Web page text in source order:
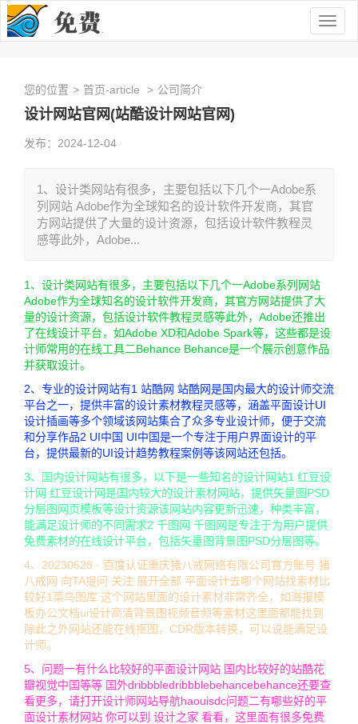
您的位置 > 首页-article > 公司简介
设计网站官网(站酷设计网站官网)
发布：2024-12-04
1、设计类网站有很多，主要包括以下几个一Adobe系
列网站 Adobe作为全球知名的设计软件开发商，其官
方网站提供了大量的设计资源，包括设计软件教程灵
感等此外，Adobe...
1、设计类网站有很多，主要包括以下几个一Adobe系列网站
Adobe作为全球知名的设计软件开发商，其官方网站提供了大
量的设计资源，包括设计软件教程灵感等此外，Adobe还推出
了在线设计平台，如Adobe XD和Adobe Spark等，这些都是设
计师常用的在线工具二Behance Behance是一个展示创意作品
并获取设计。
2、专业的设计网站有1 站酷网 站酷网是国内最大的设计师交流
平台之一，提供丰富的设计素材教程灵感等，涵盖平面设计UI
设计插画等多个领域该网站集合了众多专业设计师，便于交流
和分享作品2 UI中国 UI中国是一个专注于用户界面设计的平
台，提供最新的UI设计趋势教程案例等该网站还包括。
3、国内设计网站有很多，以下是一些知名的设计网站1 红豆设
计网 红豆设计网是国内较大的设计素材网站，提供矢量图PSD
分层图网页模板等设计资源该网站内容更新迅速，种类丰富，
能满足设计师的不同需求2 千图网 千图网是专注于为用户提供
免费素材的在线设计平台，包括矢量图背景图PSD分层图等。
4、20230628 · 百度认证重庆猪八戒网络有限公司官方账号 猪
八戒网 向TA提问 关注 展开全部 平面设计去哪个网站找素材比
较好1菜鸟图库 这个网站里面的设计素材非常齐全，如海报模
板办公文档ui设计高清背景图视频音频等素材这里面都能找到
除此之外网站还能在线抠图，CDR版本转换，可以说能满足设
计师。
5、问题一有什么比较好的平面设计网站 国内比较好的站酷花
瓣视觉中国等等 国外dribbbledribbblebehancebehance还要查
看更多，请打开设计师网站导航haouisdc问题二有哪些好的平
面设计素材网站 你可以到 设计之家 看看，这里面有很多免费